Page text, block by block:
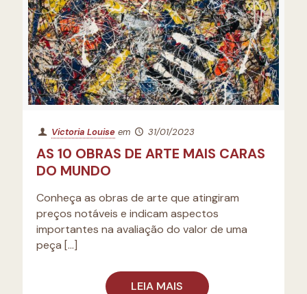
Victoria Louise em 31/01/2023
AS 10 OBRAS DE ARTE MAIS CARAS
DO MUNDO
Conheça as obras de arte que atingiram
preços notáveis e indicam aspectos
importantes na avaliação do valor de uma
peça […]
LEIA MAIS